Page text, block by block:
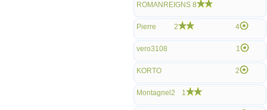
ROMANREIGNS 8
Pierre 2 4
vero3108 1
KORTO 2
Montagnel2 1